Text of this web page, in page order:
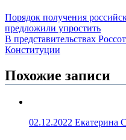
Порядок получения
предложили упростить
В представительствах
Конституции
Похожие записи
02.12.2022 Екатерина